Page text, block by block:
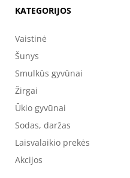
KATEGORIJOS
Vaistinė
Šunys
Smulkūs gyvūnai
Žirgai
Ūkio gyvūnai
Sodas, daržas
Laisvalaikio prekės
Akcijos